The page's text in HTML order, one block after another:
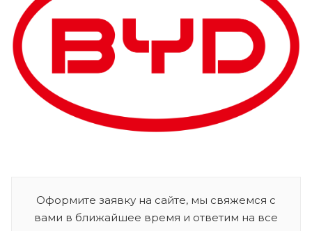
Оформите заявку на сайте, мы свяжемся с
вами в ближайшее время и ответим на все